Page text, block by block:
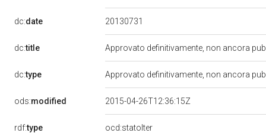
dc:date 20130731
dc:title Approvato definitivamente, non ancora
dc:type Approvato definitivamente, non ancora
ods:modified 2015-04-26T12:36:15Z
rdf:type
ocd:statoIter